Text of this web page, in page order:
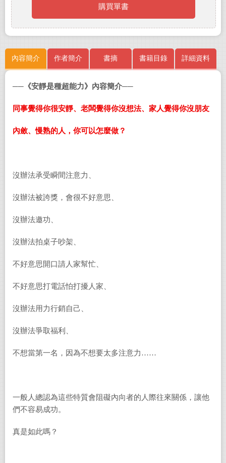
購買單書
內容簡介 作者簡介 書摘 書籍目錄 詳細資料
── 《安靜是種超能力》內容簡介──
同事覺得你很安靜、老闆覺得你沒想法、家人覺得你沒朋友
內斂、慢熟的人，你可以怎麼做？
沒辦法承受瞬間注意力、
沒辦法被誇獎，會很不好意思、
沒辦法邀功、
沒辦法拍桌子吵架、
不好意思開口請人家幫忙、
不好意思打電話怕打擾人家、
沒辦法用力行銷自己、
沒辦法爭取福利、
不想當第一名，因為不想要太多注意力……
一般人總認為這些特質會阻礙內向者的人際往來關係，讓他
們不容易成功。
真是如此嗎？